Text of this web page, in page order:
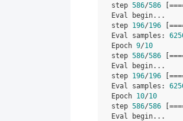
step 586/586
Eval begin...
step 196/196
Eval samples:
Epoch 9/10
step 586/586
Eval begin...
step 196/196
Eval samples:
Epoch 10/10
step 586/586
Eval begin...